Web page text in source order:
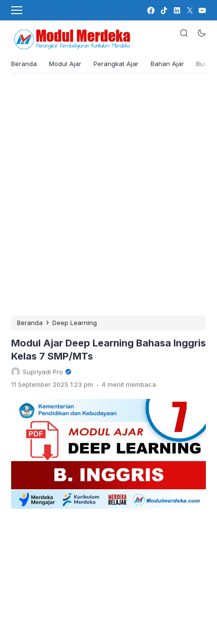
Beranda Modul Ajar Perangkat Ajar Bahan Ajar Buku
Beranda › Deep Learning
Modul Ajar Deep Learning Bahasa Inggris
Kelas 7 SMP/MTs
Supriyadi Pro
11 September 2025 1:23 pm . 4 menit membaca